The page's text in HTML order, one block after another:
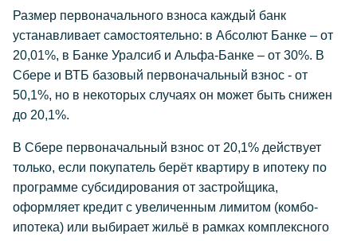
Размер первоначального взноса каждый банк
устанавливает самостоятельно: в Абсолют Банке – от
20,01%, в Банке Уралсиб и Альфа-Банке – от 30%. В
Сбере и ВТБ базовый первоначальный взнос - от
50,1%, но в некоторых случаях он может быть снижен
до 20,1%.
В Сбере первоначальный взнос от 20,1% действует
только, если покупатель берёт квартиру в ипотеку по
программе субсидирования от застройщика,
оформляет кредит с увеличенным лимитом (комбо-
ипотека) или выбирает жильё в рамках комплексного